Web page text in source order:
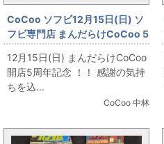
CoCoo ソフビ12月15日(日) ソ
フビ専門店 まんだらけCoCoo 5
周年記念 「ポピー BIGスーパー1
仮面ライダースーパー1」
12月15日(日) まんだらけCoCoo
開店5周年記念 ！！ 感謝の気持
ちを込...
CoCoo 中林